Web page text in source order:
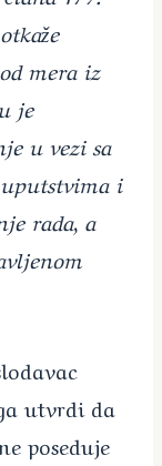
mera iz
je
u vezi sa
i
rada, a
utvrdi da
poseduje